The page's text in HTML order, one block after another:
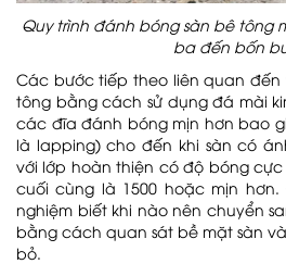
Quy trình đánh bóng sàn bê tông
ba đến bốn
Các bước tiếp theo liên quan
tông bằng cách sử dụng đá mài
các đĩa đánh bóng mịn hơn bao
là lapping) cho đến khi sàn có
với lớp hoàn thiện có độ bóng
cuối cùng là 1500 hoặc mịn
nghiệm biết khi nào nên chuyển
bằng cách quan sát bề mặt sàn
bỏ.